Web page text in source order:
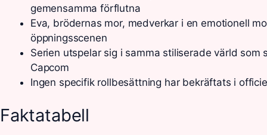
gemensamma förflutna
Eva, brödernas mor, medverkar i en emotionell
öppningsscenen
Serien utspelar sig i samma stiliserade värld som
Capcom
Ingen specifik rollbesättning har bekräftats i
Faktatabell